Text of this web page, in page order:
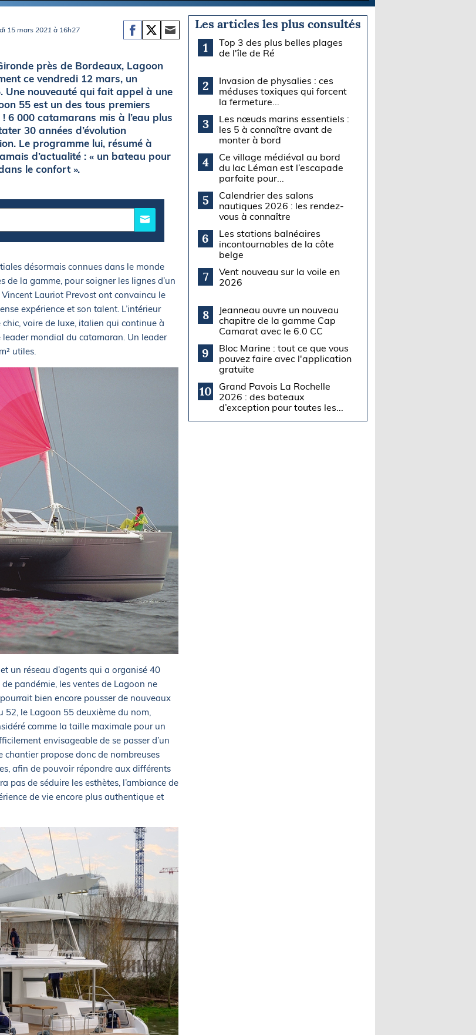
15 mars 2021 à 16h27
près de Bordeaux, Lagoon
ce vendredi 12 mars, un
Une nouveauté qui fait appel à une
55 est un des tous premiers
6 000 catamarans mis à l’eau plus
30 années d’évolution
Le programme lui, résumé à
d’actualité : « un bateau pour
le confort ».
désormais connues dans le monde
de la gamme, pour soigner les lignes d’un
Lauriot Prevost ont convaincu le
expérience et son talent. L’intérieur
voire de luxe, italien qui continue à
mondial du catamaran. Un leader
utiles.
un réseau d’agents qui a organisé 40
pandémie, les ventes de Lagoon ne
bien encore pousser de nouveaux
52, le Lagoon 55 deuxième du nom,
comme la taille maximale pour un
envisageable de se passer d’un
chantier propose donc de nombreuses
afin de pouvoir répondre aux différents
pas de séduire les esthètes, l’ambiance de
de vie encore plus authentique et
Les articles les plus consultés
1
Top 3 des plus belles plages
de l'île de Ré
2
Invasion de physalies : ces
méduses toxiques qui forcent
la fermeture...
3
Les nœuds marins essentiels :
les 5 à connaître avant de
monter à bord
4
Ce village médiéval au bord
du lac Léman est l’escapade
parfaite pour...
5
Calendrier des salons
nautiques 2026 : les rendez-
vous à connaître
6
Les stations balnéaires
incontournables de la côte
belge
7
Vent nouveau sur la voile en
2026
8
Jeanneau ouvre un nouveau
chapitre de la gamme Cap
Camarat avec le 6.0 CC
9
Bloc Marine : tout ce que vous
pouvez faire avec l'application
gratuite
10
Grand Pavois La Rochelle
2026 : des bateaux
d’exception pour toutes les...